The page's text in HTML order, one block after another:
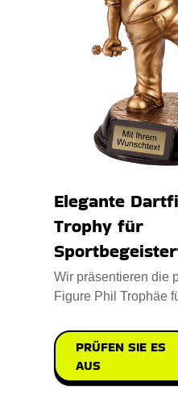
Elegante
Trophy für
Wir präsentieren die
Figure Phil Trophäe
PRÜFEN SIE ES
AUS